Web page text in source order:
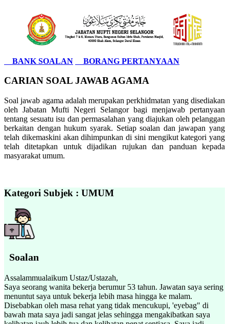
BANK SOALAN BORANG PERTANYAAN
CARIAN SOAL JAWAB AGAMA
Soal jawab agama adalah merupakan perkhidmatan yang disediakan
oleh Jabatan Mufti Negeri Selangor bagi menjawab pertanyaan
tentang sesuatu isu dan permasalahan yang diajukan oleh pelanggan
berkaitan dengan hukum syarak. Setiap soalan dan jawapan yang
telah dikemaskini akan dihimpunkan di sini mengikut kategori yang
telah ditetapkan untuk dijadikan rujukan dan panduan kepada
masyarakat umum.
Kategori Subjek : UMUM
Soalan
Assalammualaikum Ustaz/Ustazah,
Saya seorang wanita bekerja berumur 53 tahun. Jawatan saya sering
menuntut saya untuk bekerja lebih masa hingga ke malam.
Disebabkan oleh masa rehat yang tidak mencukupi, 'eyebag" di
bawah mata saya jadi sangat jelas sehingga mengakibatkan saya